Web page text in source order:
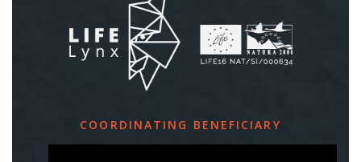
COORDINATING BENEFICIARY